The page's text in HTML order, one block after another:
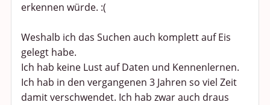
erkennen würde. :(
Weshalb ich das Suchen auch komplett auf Eis
gelegt habe.
Ich hab keine Lust auf Daten und Kennenlernen.
Ich hab in den vergangenen 3 Jahren so viel Zeit
damit verschwendet. Ich hab zwar auch draus